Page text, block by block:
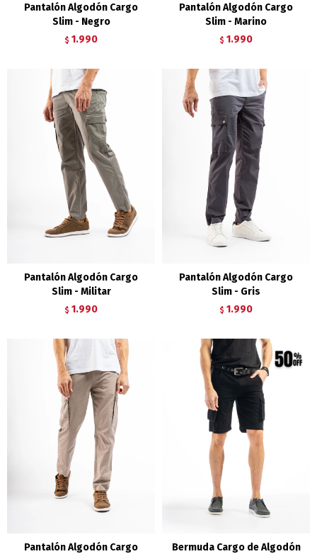
Pantalón Algodón Cargo
Slim - Negro
$ 1.990
Pantalón Algodón Cargo
Slim - Marino
$ 1.990
Pantalón Algodón Cargo
Slim - Militar
$ 1.990
Pantalón Algodón Cargo
Slim - Gris
$ 1.990
Pantalón Algodón Cargo
Bermuda Cargo de Algodón